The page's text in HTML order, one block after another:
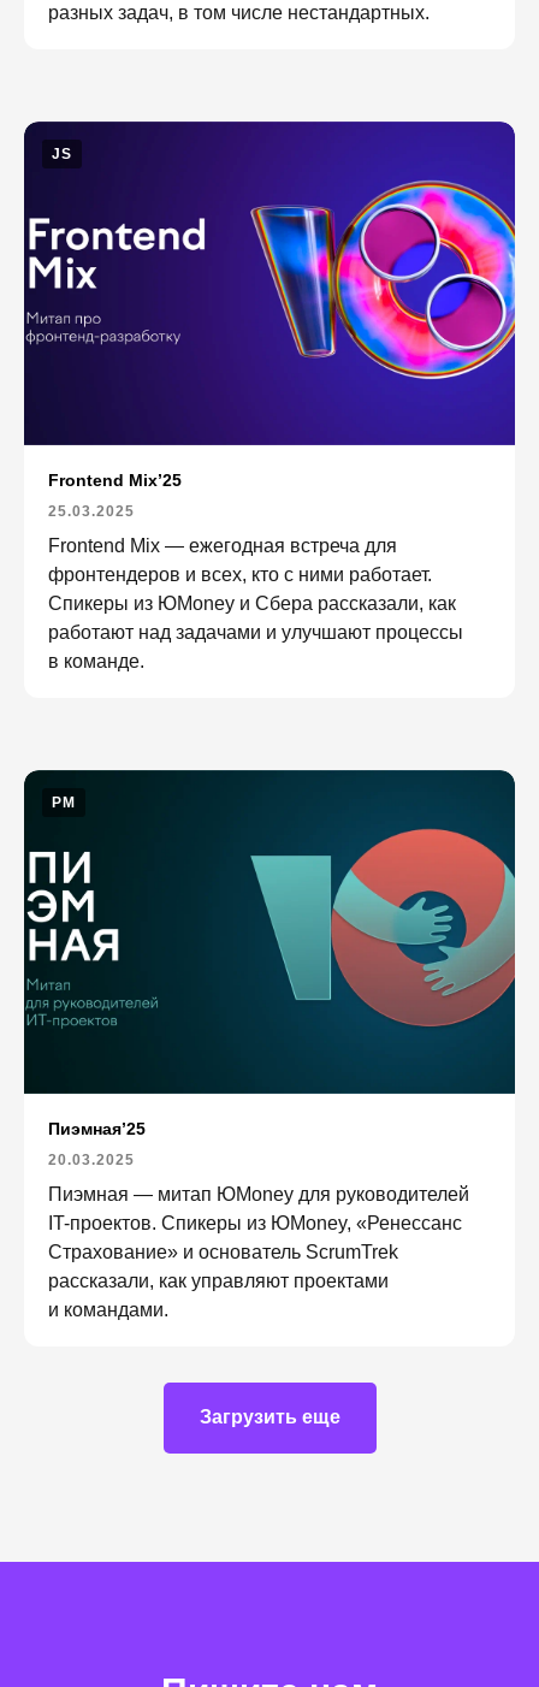
разных задач, в том числе нестандартных.
JS
Frontend Mix’25
25.03.2025
Frontend Mix — ежегодная встреча для
фронтендеров и всех, кто с ними работает.
Спикеры из ЮMoney и Сбера рассказали, как
работают над задачами и улучшают процессы
в команде.
PM
Пиэмная’25
20.03.2025
Пиэмная — митап ЮMoney для руководителей
IT-проектов. Спикеры из ЮMoney, «Ренессанс
Страхование» и основатель ScrumTrek
рассказали, как управляют проектами
и командами.
Загрузить еще